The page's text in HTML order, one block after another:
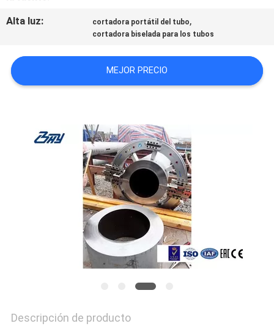
PRIVACIDAD
Alta luz: cortadora portátil del tubo,
cortadora biselada para los tubos
MEJOR PRECIO
Descripción de producto